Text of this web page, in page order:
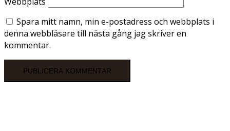
Spara mitt namn, min e-postadress och webbplats i
denna webbläsare till nästa gång jag skriver en
kommentar.